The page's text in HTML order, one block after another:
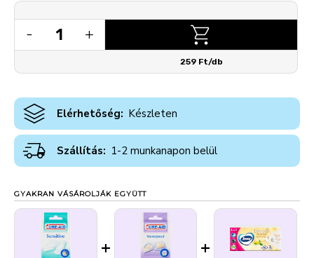
- 1 +
259 Ft/db
Elérhetőség: Készleten
Szállítás: 1-2 munkanapon belül
GYAKRAN VÁSÁROLJÁK EGYÜTT
+ +